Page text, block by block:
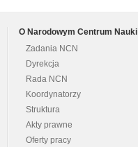
O Narodowym Centrum Nauki
Zadania NCN
Dyrekcja
Rada NCN
Koordynatorzy
Struktura
Akty prawne
Oferty pracy